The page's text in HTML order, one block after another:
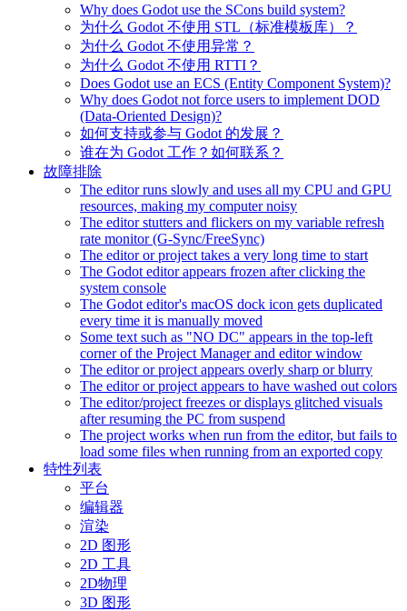
Why does Godot use the SCons build system?
为什么 Godot 不使用 STL（标准模板库）？
为什么 Godot 不使用异常？
为什么 Godot 不使用 RTTI？
Does Godot use an ECS (Entity Component System)?
Why does Godot not force users to implement DOD
(Data-Oriented Design)?
如何支持或参与 Godot 的发展？
谁在为 Godot 工作？如何联系？
故障排除
The editor runs slowly and uses all my CPU and GPU
resources, making my computer noisy
The editor stutters and flickers on my variable refresh
rate monitor (G-Sync/FreeSync)
The editor or project takes a very long time to start
The Godot editor appears frozen after clicking the
system console
The Godot editor's macOS dock icon gets duplicated
every time it is manually moved
Some text such as "NO DC" appears in the top-left
corner of the Project Manager and editor window
The editor or project appears overly sharp or blurry
The editor or project appears to have washed out colors
The editor/project freezes or displays glitched visuals
after resuming the PC from suspend
The project works when run from the editor, but fails to
load some files when running from an exported copy
特性列表
平台
编辑器
渲染
2D 图形
2D 工具
2D物理
3D 图形